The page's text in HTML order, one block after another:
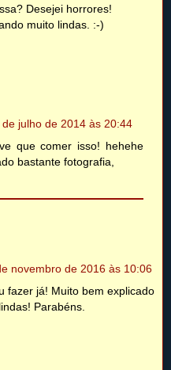
Desejei horrores!
muito lindas. :-)
de julho de 2014 às 20:44
que comer isso! hehehe
bastante fotografia,
novembro de 2016 às 10:06
fazer já! Muito bem explicado
Parabéns.